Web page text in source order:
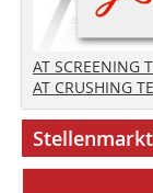
AT SCREENING
AT CRUSHING